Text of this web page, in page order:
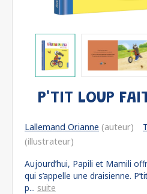
P'TIT LOUP
Lallemand Orianne (auteur)
(illustrateur)
Aujourd’hui, Papili et Mamili
qui s’appelle une draisienne.
p... suite